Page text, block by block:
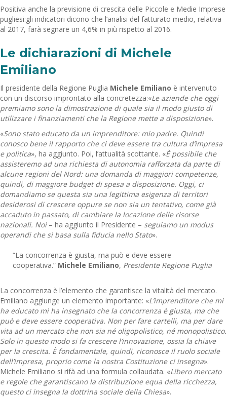
Positiva anche la previsione di crescita delle Piccole e Medie Imprese
pugliesi:gli indicatori dicono che l’analisi del fatturato medio, relativa
al 2017, farà segnare un 4,6% in più rispetto al 2016.
Le dichiarazioni di Michele
Emiliano
Il presidente della Regione Puglia Michele Emiliano è intervenuto
con un discorso improntato alla concretezza:«Le aziende che oggi
premiamo sono la dimostrazione di quale sia il modo giusto di
utilizzare i finanziamenti che la Regione mette a disposizione».
«Sono stato educato da un imprenditore: mio padre. Quindi
conosco bene il rapporto che ci deve essere tra cultura d’impresa
e politica», ha aggiunto. Poi, l’attualità scottante. «È possibile che
assisteremo ad una richiesta di autonomia rafforzata da parte di
alcune regioni del Nord: una domanda di maggiori competenze,
quindi, di maggiore budget di spesa a disposizione. Oggi, ci
domandiamo se questa sia una legittima esigenza di territori
desiderosi di crescere oppure se non sia un tentativo, come già
accaduto in passato, di cambiare la locazione delle risorse
nazionali. Noi– ha aggiunto il Presidente – seguiamo un modus
operandi che si basa sulla fiducia nello Stato».
“La concorrenza è giusta, ma può e deve essere
cooperativa.” Michele Emiliano, Presidente Regione Puglia
La concorrenza è l’elemento che garantisce la vitalità del mercato.
Emiliano aggiunge un elemento importante: «L’imprenditore che mi
ha educato mi ha insegnato che la concorrenza è giusta, ma che
può e deve essere cooperativa. Non per fare cartelli, ma per dare
vita ad un mercato che non sia né oligopolistico, né monopolistico.
Solo in questo modo si fa crescere l’innovazione, ossia la chiave
per la crescita. È fondamentale, quindi, riconosce il ruolo sociale
dell’impresa, proprio come la nostra Costituzione ci insegna».
Michele Emiliano si rifà ad una formula collaudata. «Libero mercato
e regole che garantiscano la distribuzione equa della ricchezza,
questo ci insegna la dottrina sociale della Chiesa».